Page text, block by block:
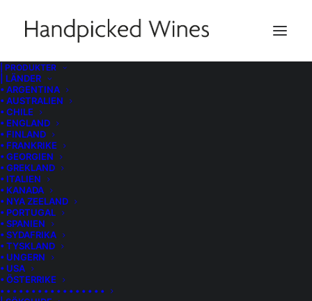
| PRODUKTER
| LÄNDER
• ARGENTINA
• AUSTRALIEN
• CHILE
• ENGLAND
• FINLAND
• FRANKRIKE
• GEORGIEN
• GREKLAND
• ITALIEN
• KANADA
• NYA ZEELAND
• PORTUGAL
• SPANIEN
• SYDAFRIKA
• TYSKLAND
• UNGERN
• USA
• ÖSTERRIKE
• • • • • • • • • • • • • • • • •